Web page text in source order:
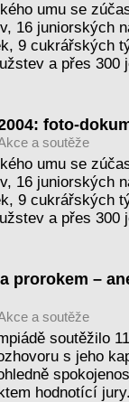
umu se
16 juniorských
9 cukrářských
a přes 300
foto-
a soutěže
umu se
16 juniorských
9 cukrářských
a přes 300
prorokem –
a soutěže
soutěžilo
s jeho
hodnotící